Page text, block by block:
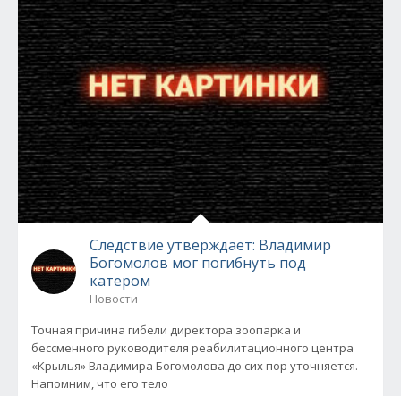
Следствие утверждает: Владимир
Богомолов мог погибнуть под
катером
Новости
Точная причина гибели директора зоопарка и
бессменного руководителя реабилитационного центра
«Крылья» Владимира Богомолова до сих пор уточняется.
Напомним, что его тело